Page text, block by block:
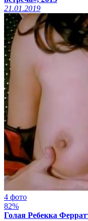
21.01.2019
4 фото
82%
Голая Ребекка